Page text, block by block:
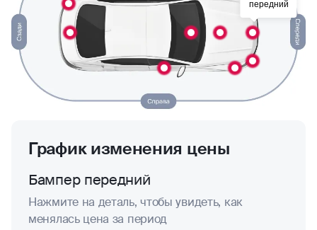
передний
График изменения цены
Бампер передний
Нажмите на деталь, чтобы увидеть, как
менялась цена за период